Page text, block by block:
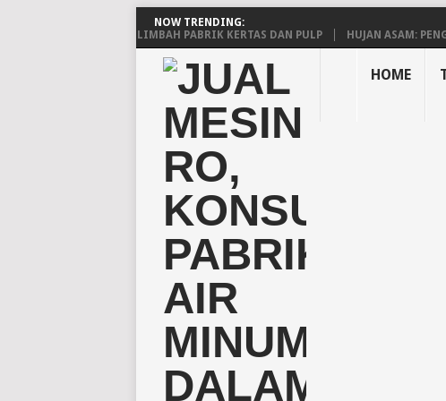
NOW TRENDING:
PENGELOLAAN LIMBAH PABRIK KERTAS DAN PULP
HUJAN ASAM:
HOME